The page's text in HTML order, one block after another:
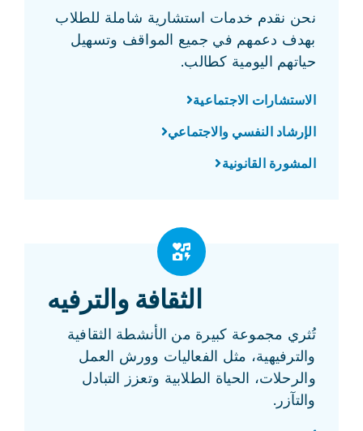
نحن نقدم خدمات استشارية شاملة للطلاب
بهدف دعمهم في جميع المواقف وتسهيل
حياتهم اليومية كطالب.
الاستشارات الاجتماعية
الإرشاد النفسي والاجتماعي
المشورة القانونية
الثقافة والترفيه
تُثري مجموعة كبيرة من الأنشطة الثقافية
والترفيهية، مثل الفعاليات وورش العمل
والرحلات، الحياة الطلابية وتعزز التبادل
والتآزر.